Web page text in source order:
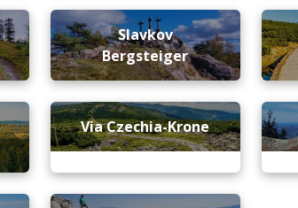
Slavkov
Bergsteiger
Via Czechia-Krone